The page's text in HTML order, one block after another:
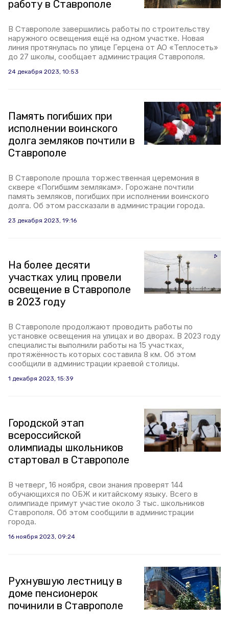
работу в Ставрополе
В Ставрополе завершились работы по строительству
наружного освещения ещё на одном участке. Новая
линия протянулась по улице Герцена от АО «Теплосеть»
до 27 школы, сообщает администрация Ставрополя.
24 декабря 2023, 10:53
Память погибших при
исполнении воинского
долга земляков почтили в
Ставрополе
В Ставрополе прошла торжественная церемония в
сквере «Погибшим землякам». Горожане почтили
память земляков, погибших при исполнении воинского
долга. Об этом рассказали в администрации города.
23 декабря 2023, 19:16
На более десяти
участках улиц провели
освещение в Ставрополе
в 2023 году
В Ставрополе продолжают проводить работы по
установке освещения на улицах и во дворах. В 2023 году
специалисты выполнили работы на 15 участках,
протяжённость которых составила 8 км. Об этом
сообщили в администрации краевой столицы.
1 декабря 2023, 15:39
Городской этап
всероссийской
олимпиады школьников
стартовал в Ставрополе
В четверг, 16 ноября, свои знания проверят 144
обучающихся по ОБЖ и китайскому языку. Всего в
олимпиаде примут участие около 3 тыс. школьников
Ставрополя. Об этом сообщили в администрации
города.
16 ноября 2023, 09:24
Рухнувшую лестницу в
доме пенсионерок
починили в Ставрополе